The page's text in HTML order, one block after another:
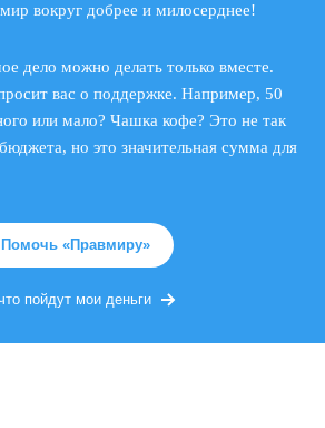
вокруг добрее и милосерднее!
дело можно делать только вместе.
вас о поддержке. Например, 50
или мало? Чашка кофе? Это не так
но это значительная сумма для
Помочь «Правмиру»
пойдут мои деньги